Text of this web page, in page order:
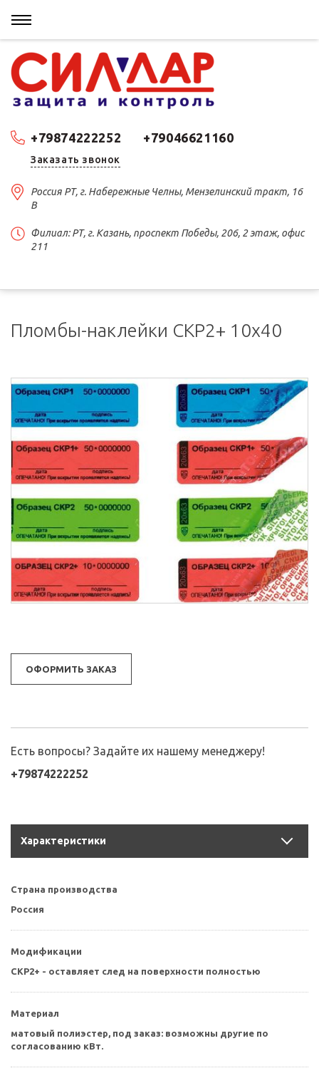
+79874222252 +79046621160
Заказать звонок
Россия РТ, г. Набережные Челны, Мензелинский тракт, 16
В
Филиал: РТ, г. Казань, проспект Победы, 206, 2 этаж, офис
211
Пломбы-наклейки СКР2+ 10х40
ОФОРМИТЬ ЗАКАЗ
Есть вопросы? Задайте их нашему менеджеру!
+79874222252
Характеристики
Страна производства
Россия
Модификации
СКР2+ - оставляет след на поверхности полностью
Материал
матовый полиэстер, под заказ: возможны другие по
согласованию кВт.